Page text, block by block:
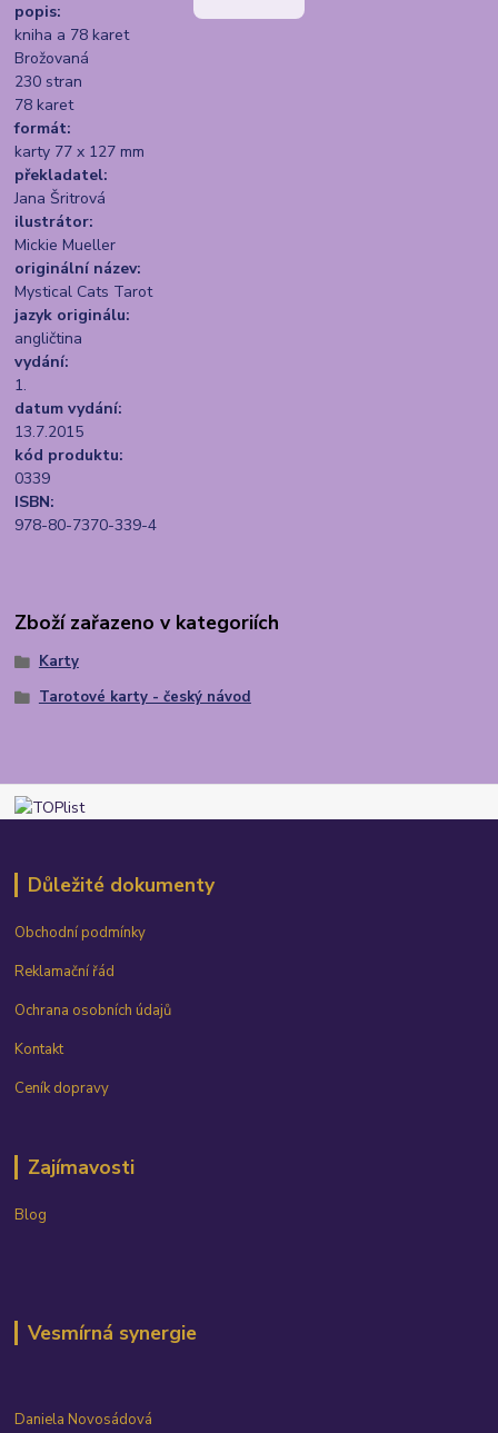
popis:
kniha a 78 karet
Brožovaná
230 stran
78 karet
formát:
karty 77 x 127 mm
překladatel:
Jana Šritrová
ilustrátor:
Mickie Mueller
originální název:
Mystical Cats Tarot
jazyk originálu:
angličtina
vydání:
1.
datum vydání:
13.7.2015
kód produktu:
0339
ISBN:
978-80-7370-339-4
Zboží zařazeno v kategoriích
Karty
Tarotové karty - český návod
Důležité dokumenty
Obchodní podmínky
Reklamační řád
Ochrana osobních údajů
Kontakt
Ceník dopravy
Zajímavosti
Blog
Vesmírná synergie
Daniela Novosádová